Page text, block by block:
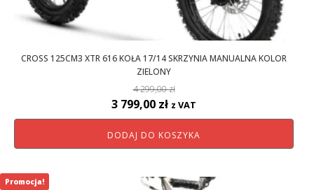
CROSS 125CM3 XTR 616 KOŁA 17/14 SKRZYNIA MANUALNA KOLOR
ZIELONY
4 299,00zł
Pierwotna
cena
wynosiła:
299,00 zł.
3 799,00 złAktualna
cena
wynosi:
799,00 zł.
z VAT
DODAJ DO KOSZYKA
Promocja!